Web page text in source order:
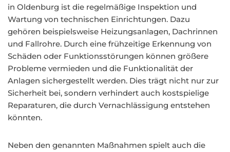
in Oldenburg ist die regelmäßige Inspektion und
Wartung von technischen Einrichtungen. Dazu
gehören beispielsweise Heizungsanlagen, Dachrinnen
und Fallrohre. Durch eine frühzeitige Erkennung von
Schäden oder Funktionsstörungen können größere
Probleme vermieden und die Funktionalität der
Anlagen sichergestellt werden. Dies trägt nicht nur zur
Sicherheit bei, sondern verhindert auch kostspielige
Reparaturen, die durch Vernachlässigung entstehen
könnten.
Neben den genannten Maßnahmen spielt auch die